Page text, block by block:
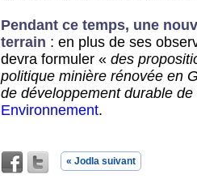
Pendant ce temps, une
terrain : en plus de ses
devra formuler « des
politique minière rénovée en
de développement durable
Environnement.
« Jodla suivant